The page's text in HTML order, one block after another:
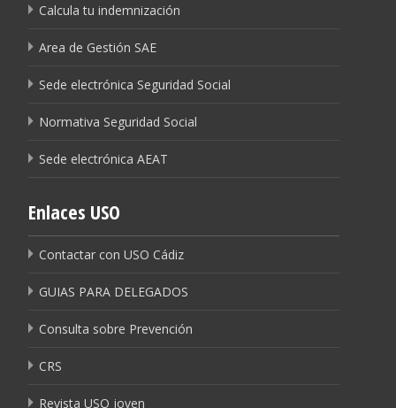
Calcula tu indemnización
Area de Gestión SAE
Sede electrónica Seguridad Social
Normativa Seguridad Social
Sede electrónica AEAT
Enlaces USO
Contactar con USO Cádiz
GUIAS PARA DELEGADOS
Consulta sobre Prevención
CRS
Revista USO joven